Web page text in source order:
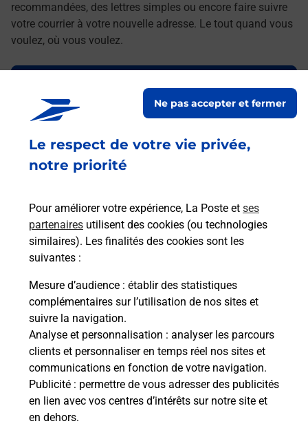
Le respect de votre vie privée,
notre priorité
Pour améliorer votre expérience, La Poste et ses
partenaires utilisent des cookies (ou technologies
similaires). Les finalités des cookies sont les
suivantes :
Mesure d’audience : établir des statistiques
complémentaires sur l’utilisation de nos sites et
suivre la navigation.
Analyse et personnalisation : analyser les parcours
clients et personnaliser en temps réel nos sites et
communications en fonction de votre navigation.
Publicité : permettre de vous adresser des publicités
en lien avec vos centres d’intérêts sur notre site et
en dehors.
Ne pas accepter et fermer
recommandées, des lettres simples ou encore faire suivre
votre courrier à votre nouvelle adresse. Le tout quand vous
voulez, où vous voulez.
La Poste